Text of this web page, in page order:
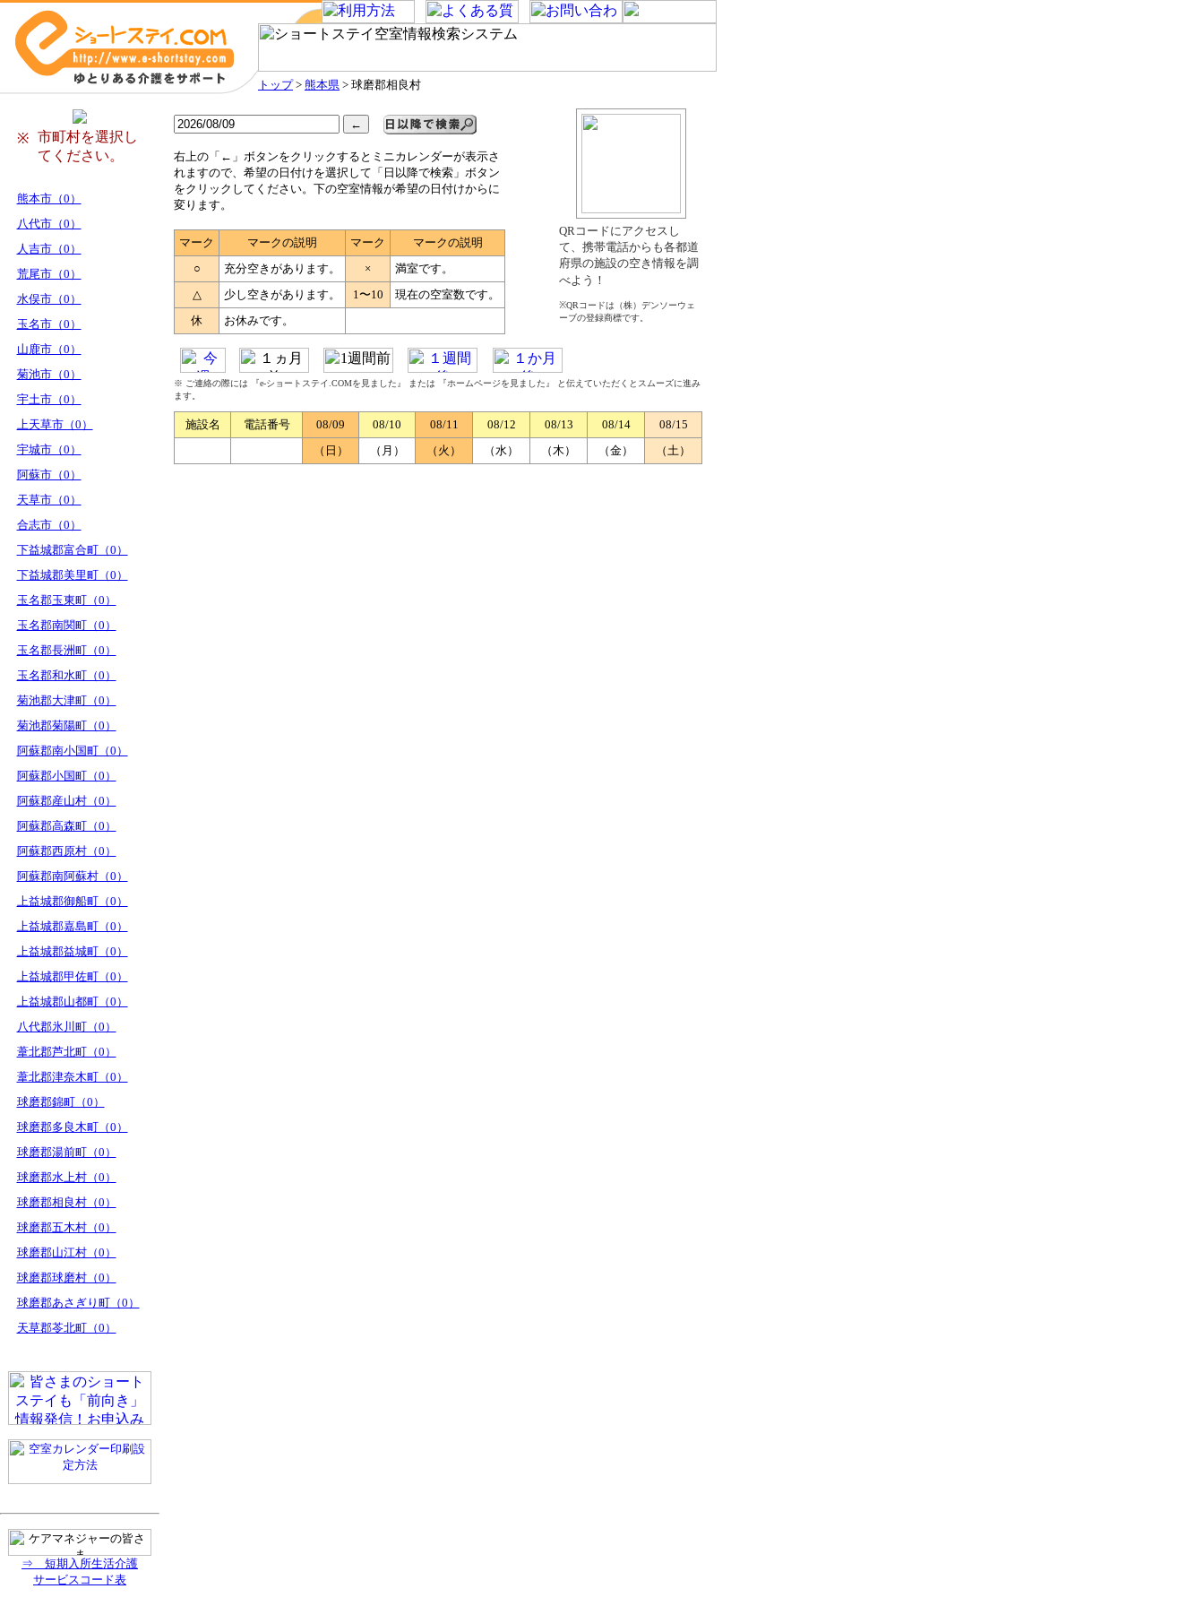
トップ> 熊本県 > 球磨郡相良村
※
市町村を選択し
てください。
熊本市（0）
八代市（0）
人吉市（0）
荒尾市（0）
水俣市（0）
玉名市（0）
山鹿市（0）
菊池市（0）
宇土市（0）
上天草市（0）
宇城市（0）
阿蘇市（0）
天草市（0）
合志市（0）
下益城郡富合町（0）
下益城郡美里町（0）
玉名郡玉東町（0）
玉名郡南関町（0）
玉名郡長洲町（0）
玉名郡和水町（0）
菊池郡大津町（0）
菊池郡菊陽町（0）
阿蘇郡南小国町（0）
阿蘇郡小国町（0）
阿蘇郡産山村（0）
阿蘇郡高森町（0）
阿蘇郡西原村（0）
阿蘇郡南阿蘇村（0）
上益城郡御船町（0）
上益城郡嘉島町（0）
上益城郡益城町（0）
上益城郡甲佐町（0）
上益城郡山都町（0）
八代郡氷川町（0）
葦北郡芦北町（0）
葦北郡津奈木町（0）
球磨郡錦町（0）
球磨郡多良木町（0）
球磨郡湯前町（0）
球磨郡水上村（0）
球磨郡相良村（0）
球磨郡五木村（0）
球磨郡山江村（0）
球磨郡球磨村（0）
球磨郡あさぎり町（0）
天草郡苓北町（0）
⇒ 短期入所生活介護
サービスコード表
右上の「←」ボタンをクリックするとミニカレンダーが表示さ
れますので、希望の日付けを選択して「日以降で検索」ボタン
をクリックしてください。下の空室情報が希望の日付けからに
変ります。
マーク マークの説明 マーク
マークの説明
○
充分空きがあります。 ×
満室です。
△
少し空きがあります。 1〜10
現在の空室数です。
休
お休みです。
QRコードにアクセスし
て、携帯電話からも各都道
府県の施設の空き情報を調
べよう！
※QRコードは（株）デンソーウェ
ーブの登録商標です。
※ ご連絡の際には 『e-ショートステイ.COMを見ました』 または 『ホームページを見ました』 と伝えていただくとスムーズに進み
ます。
施設名 電話番号 08/09 08/10 08/11 08/12 08/13 08/14
08/15
（日）
（月） （火） （水） （木） （金） （土）